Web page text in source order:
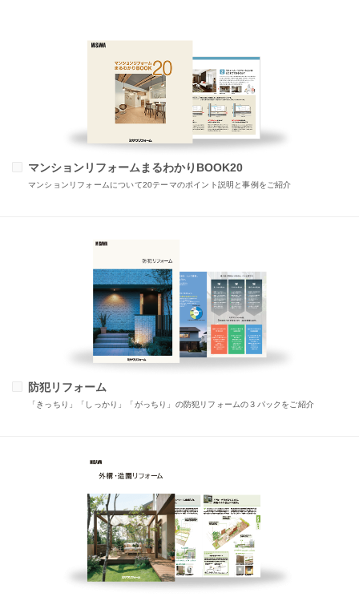
マンションリフォームまるわかりBOOK20
マンションリフォームについて20テーマのポイント説明と事例をご紹介
防犯リフォーム
「きっちり」「しっかり」「がっちり」の防犯リフォームの３パックをご紹介